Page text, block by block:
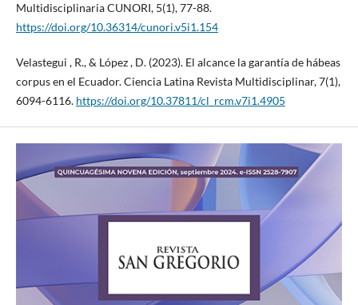
Multidisciplinaria CUNORI, 5(1), 77-88.
https://doi.org/10.36314/cunori.v5i1.154
Velastegui , R., & López , D. (2023). El alcance la garantía de hábeas
corpus en el Ecuador. Ciencia Latina Revista Multidisciplinar, 7(1),
6094-6116. https://doi.org/10.37811/cl_rcm.v7i1.4905